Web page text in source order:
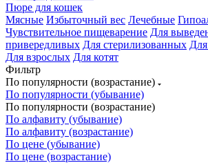
Пюре для кошек
Мясные Избыточный вес Лечебные
Чувствительное пищеварение Для
привередливых Для стерилизованных
Для взрослых Для котят
Фильтр
По популярности (возрастание)
По популярности (убывание)
По популярности (возрастание)
По алфавиту (убывание)
По алфавиту (возрастание)
По цене (убывание)
По цене (возрастание)